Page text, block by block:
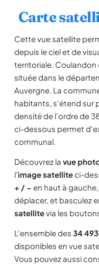
Carte
Cette vue satellite
depuis le ciel et de
territoriale.
située dans le
Auvergne. La
habitants, s'étend sur
densité de l'ordre de
ci-dessous permet
communal.
Découvrez la vue
l'image satelliteci-
+ / − en haut à
déplacer, et basculez
satellitevia les
L'ensemble des 34
disponibles en vue
Vous pouvez aussi